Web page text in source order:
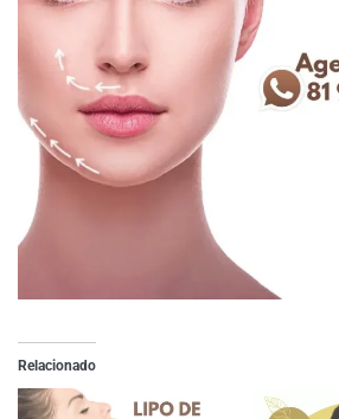
Relacionado